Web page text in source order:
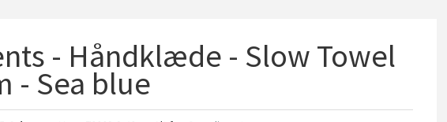
- Håndklæde - Slow Towel
- Sea blue